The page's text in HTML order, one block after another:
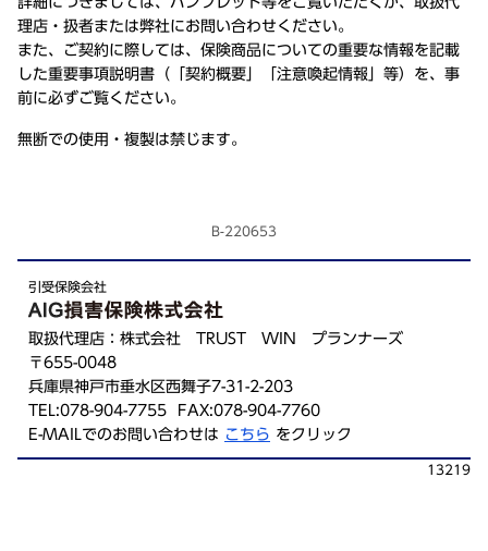
理店・扱者または弊社にお問い合わせください。
また、ご契約に際しては、保険商品についての重要な情報を記載
した重要事項説明書（「契約概要」「注意喚起情報」等）を、事
前に必ずご覧ください。
無断での使用・複製は禁じます。
B-220653
引受保険会社
取扱代理店：株式会社 TRUST WIN プランナーズ
〒655-0048
兵庫県神戸市垂水区西舞子7-31-2-203
TEL:078-904-7755 FAX:078-904-7760
E-MAILでのお問い合わせは こちら をクリック
13219